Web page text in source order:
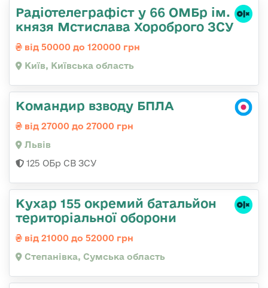
Радіотелеграфіст у 66 ОМБр ім.
князя Мстислава Хороброго ЗСУ
від 50000 до 120000 грн
Київ, Київська область
Командир взводу БПЛА
від 27000 до 27000 грн
Львів
125 ОБр СВ ЗСУ
Кухар 155 окремий батальйон
територіальної оборони
від 21000 до 52000 грн
Степанівка, Сумська область